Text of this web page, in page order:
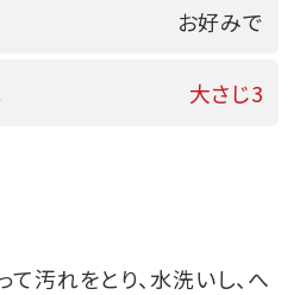
お好みで
大さじ3
て汚れをとり、水洗いし、へ